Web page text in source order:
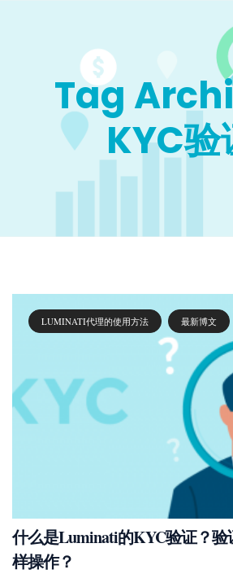
Tag
KYC验
LUMINATI代理的使用方法 最新博文
什么是Luminati的KYC验证？
样操作？